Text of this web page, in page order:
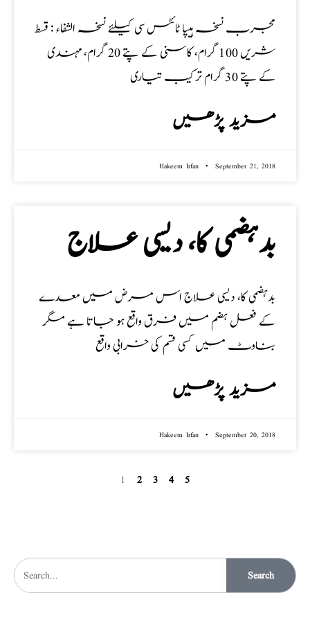
مجرب نسخہ ہیپا ٹائٹس سی کیلئے نسخہ الشفاء : قسط
شریں 100 گرام، کاسنی کے پتے 20 گرام، مہندی
کے پتے 30 گرام ترکیب تیاری
مزید پڑھیں
Hakeem Irfan September 21, 2018
بدہضمی کا، دیسی علاج
بدہضمی کا، دیسی علاج اس مرض میں معدے
کے فعل ہضم میں فرق واقع ہو جاتا ہے مگر
بناوٹ میں کسی قسم کی خرابی واقع
مزید پڑھیں
Hakeem Irfan September 20, 2018
1 2 3 4 5
Search